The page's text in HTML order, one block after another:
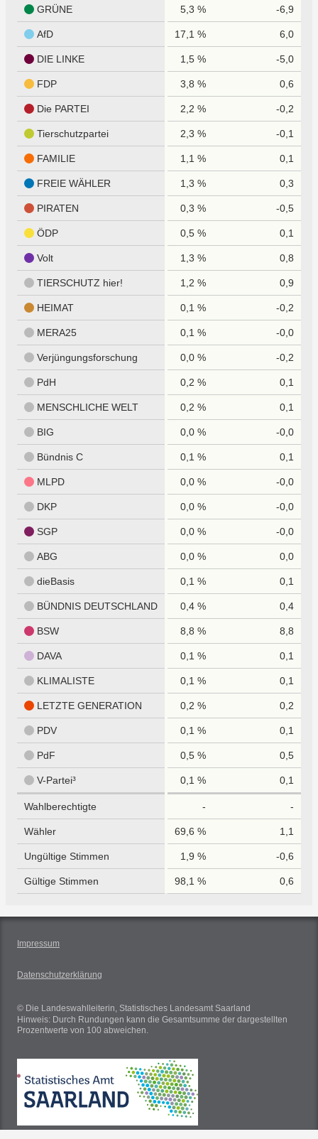
GRÜNE 5,3 % -6,9
AfD 17,1 % 6,0
DIE LINKE 1,5 % -5,0
FDP 3,8 % 0,6
Die PARTEI 2,2 % -0,2
Tierschutzpartei 2,3 % -0,1
FAMILIE 1,1 % 0,1
FREIE WÄHLER 1,3 % 0,3
PIRATEN 0,3 % -0,5
ÖDP 0,5 % 0,1
Volt 1,3 % 0,8
TIERSCHUTZ hier! 1,2 % 0,9
HEIMAT 0,1 % -0,2
MERA25 0,1 % -0,0
Verjüngungsforschung 0,0 % -0,2
PdH 0,2 % 0,1
MENSCHLICHE WELT 0,2 % 0,1
BIG 0,0 % -0,0
Bündnis C 0,1 % 0,1
MLPD 0,0 % -0,0
DKP 0,0 % -0,0
SGP 0,0 % -0,0
ABG 0,0 % 0,0
dieBasis 0,1 % 0,1
BÜNDNIS DEUTSCHLAND 0,4 % 0,4
BSW 8,8 % 8,8
DAVA 0,1 % 0,1
KLIMALISTE 0,1 % 0,1
LETZTE GENERATION 0,2 % 0,2
PDV 0,1 % 0,1
PdF 0,5 % 0,5
V-Partei³ 0,1 % 0,1
Wahlberechtigte - -
Wähler 69,6 % 1,1
Ungültige Stimmen 1,9 % -0,6
Gültige Stimmen 98,1 % 0,6
Impressum
Datenschutzerklärung
© Die Landeswahlleiterin, Statistisches Landesamt Saarland
Hinweis: Durch Rundungen kann die Gesamtsumme der dargestellten
Prozentwerte von 100 abweichen.